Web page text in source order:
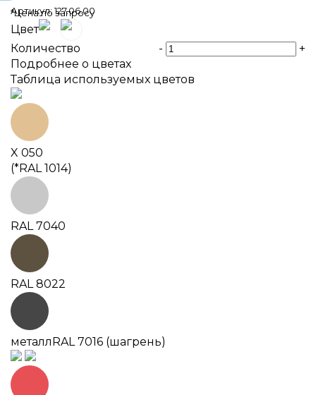
Артикул:127.06.00
*Цена по запросу
Цвет
Количество
-
+
Подробнее о цветах
Таблица используемых цветов
X 050
(*RAL 1014)
RAL 7040
RAL 8022
металлRAL 7016 (шагрень)